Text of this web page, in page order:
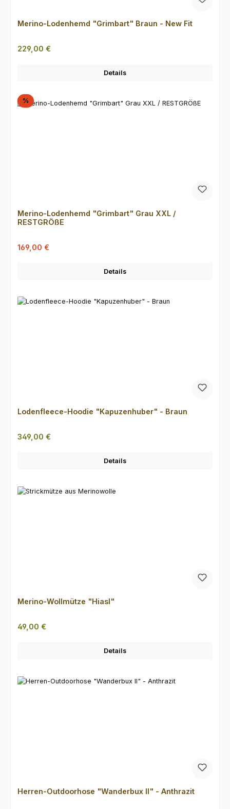
Merino-Lodenhemd "Grimbart" Braun - New Fit
Regulärer Preis:
229,00 €
Details
%Rabatt
Merino-Lodenhemd "Grimbart" Grau XXL /
RESTGRÖßE
Verkaufspreis:
169,00 €
Details
Lodenfleece-Hoodie "Kapuzenhuber" - Braun
Regulärer Preis:
349,00 €
Details
Merino-Wollmütze "Hiasl"
Regulärer Preis:
49,00 €
Details
Herren-Outdoorhose "Wanderbux II" - Anthrazit